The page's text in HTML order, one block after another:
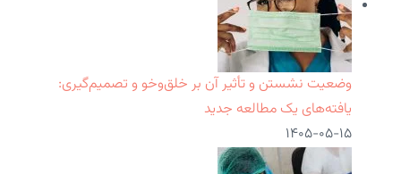
وضعیت نشستن و تأثیر آن بر خلق‌وخو و تصمیم‌گیری:
یافته‌های یک مطالعه جدید
۱۴۰۵-۰۵-۱۵